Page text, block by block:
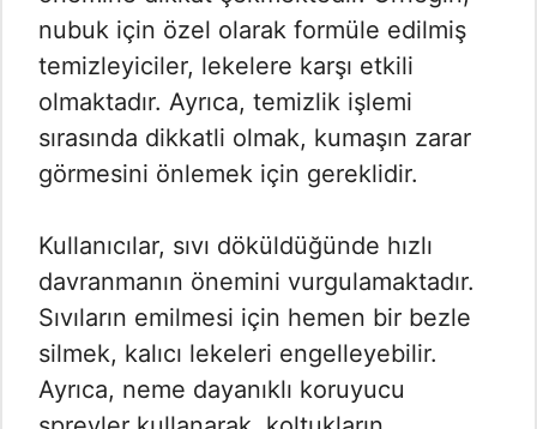
nubuk için özel olarak formüle edilmiş
temizleyiciler, lekelere karşı etkili
olmaktadır. Ayrıca, temizlik işlemi
sırasında dikkatli olmak, kumaşın zarar
görmesini önlemek için gereklidir.
Kullanıcılar, sıvı döküldüğünde hızlı
davranmanın önemini vurgulamaktadır.
Sıvıların emilmesi için hemen bir bezle
silmek, kalıcı lekeleri engelleyebilir.
Ayrıca, neme dayanıklı koruyucu